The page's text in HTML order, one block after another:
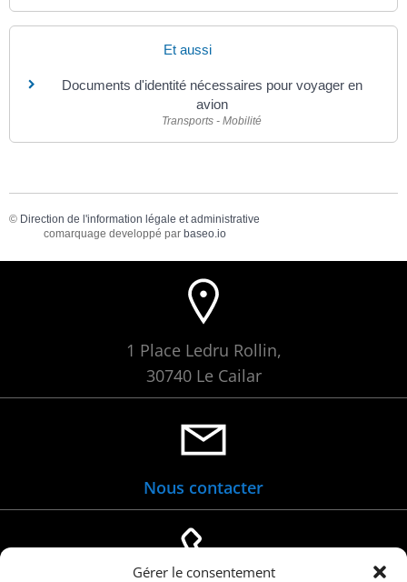
Gérer le consentement
Et aussi
Documents d'identité nécessaires pour voyager en
avion
Transports - Mobilité
© Direction de l'information légale et administrative
comarquage developpé par baseo.io
1 Place Ledru Rollin,
30740 Le Cailar
Nous contacter